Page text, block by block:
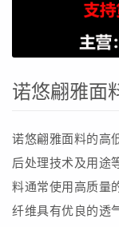
诺悠翩雅面
诺悠翩雅面料的高
后处理技术及用途
料通常使用高质量
纤维具有优良的透